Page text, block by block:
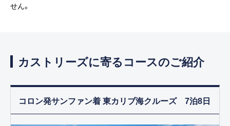
せん。
カストリーズに寄るコースのご紹介
コロン発サンファン着 東カリブ海クルーズ 7泊8日